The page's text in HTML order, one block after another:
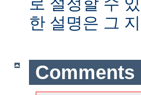
한 설명은 그
Comments